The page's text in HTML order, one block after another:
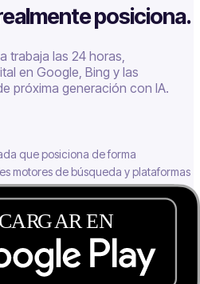
posiciona.
trabaja las 24 horas,
en Google, Bing y las
próxima generación con IA.
que posiciona de forma
motores de búsqueda y plataformas
y Gemini.
página indexada, aprovechando
para que los suyos aparezcan en